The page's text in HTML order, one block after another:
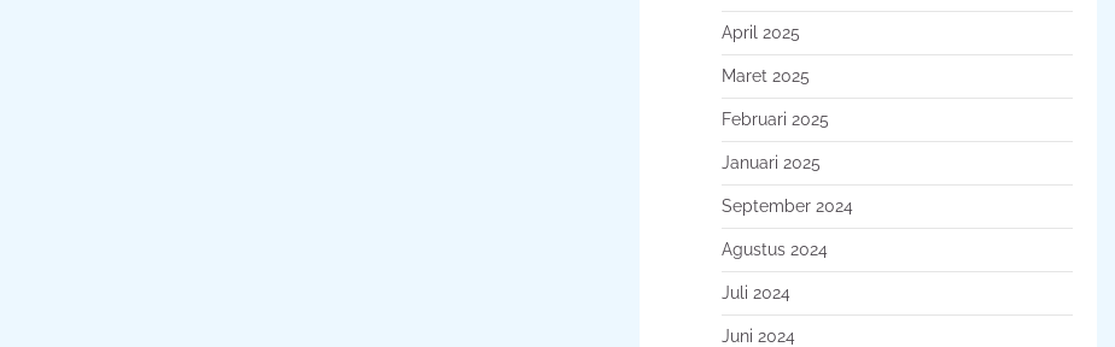
April 2025
Maret 2025
Februari 2025
Januari 2025
September 2024
Agustus 2024
Juli 2024
Juni 2024